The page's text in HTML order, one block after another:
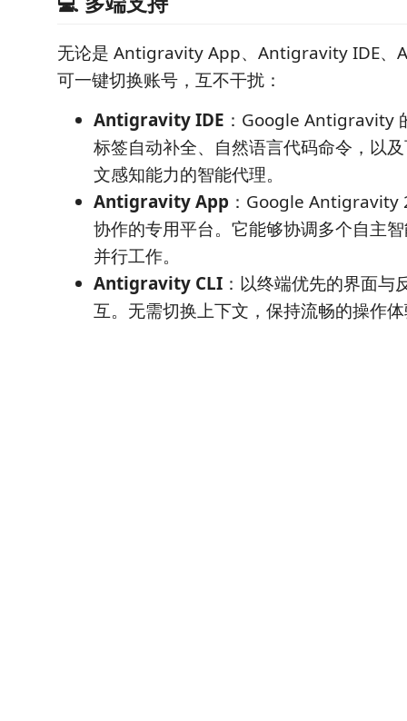
无论是 Antigravity App、Antigravity IDE、
可一键切换账号，互不干扰：
Antigravity IDE ：Google Antigravity
标签自动补全、自然语言代码命令，以
文感知能力的智能代理。
Antigravity App ：Google Antigravity
协作的专用平台。它能够协调多个自主
并行工作。
Antigravity CLI ：以终端优先的界面与
互。无需切换上下文，保持流畅的操作